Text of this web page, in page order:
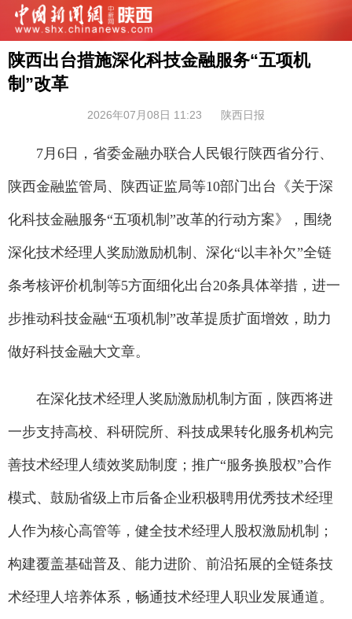
陕西出台措施深化科技金融服务“五项机
制”改革
2026年07月08日 11:23 陕西日报
7月6日，省委金融办联合人民银行陕西省分行、
陕西金融监管局、陕西证监局等10部门出台《关于深
化科技金融服务“五项机制”改革的行动方案》，围绕
深化技术经理人奖励激励机制、深化“以丰补欠”全链
条考核评价机制等5方面细化出台20条具体举措，进一
步推动科技金融“五项机制”改革提质扩面增效，助力
做好科技金融大文章。
在深化技术经理人奖励激励机制方面，陕西将进
一步支持高校、科研院所、科技成果转化服务机构完
善技术经理人绩效奖励制度；推广“服务换股权”合作
模式、鼓励省级上市后备企业积极聘用优秀技术经理
人作为核心高管等，健全技术经理人股权激励机制；
构建覆盖基础普及、能力进阶、前沿拓展的全链条技
术经理人培养体系，畅通技术经理人职业发展通道。